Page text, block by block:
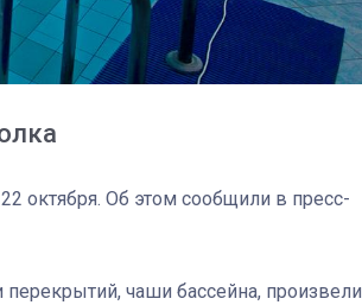
октября. Об этом сообщили в пресс-
чаши бассейна, произвели